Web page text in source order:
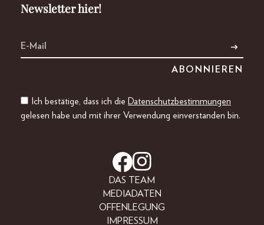
Newsletter hier!
Ich bestätige, dass ich die Datenschutzbestimmungen
gelesen habe und mit ihrer Verwendung einverstanden bin.
DAS TEAM
MEDIADATEN
OFFENLEGUNG
IMPRESSUM